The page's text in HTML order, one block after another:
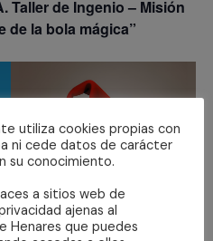
Taller de Ingenio – Misión
de la bola mágica”
utiliza cookies propias con
ni cede datos de carácter
su conocimiento.
a sitios web de
ajenas al
Henares que puedes